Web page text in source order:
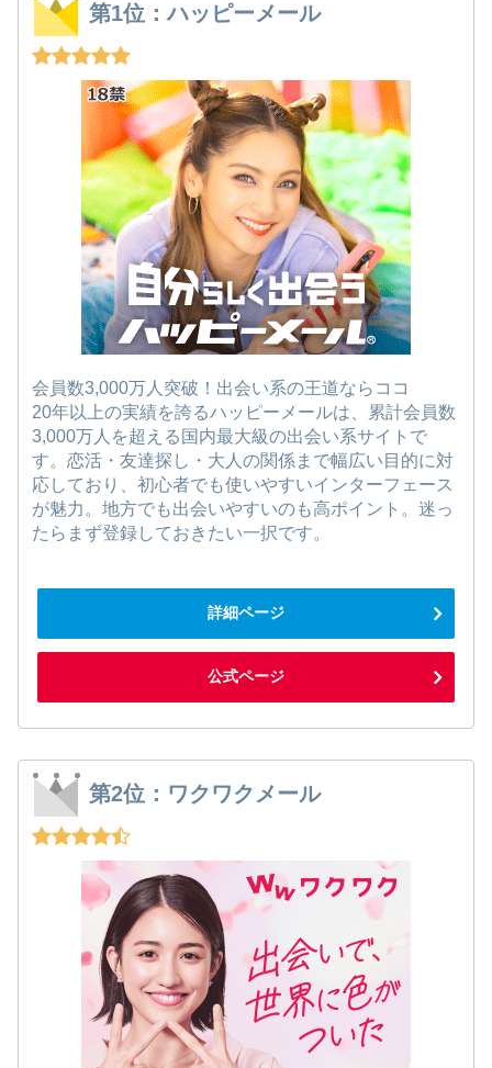
第1位：ハッピーメール
会員数3,000万人突破！出会い系の王道ならココ
20年以上の実績を誇るハッピーメールは、累計会員数
3,000万人を超える国内最大級の出会い系サイトで
す。恋活・友達探し・大人の関係まで幅広い目的に対
応しており、初心者でも使いやすいインターフェース
が魅力。地方でも出会いやすいのも高ポイント。迷っ
たらまず登録しておきたい一択です。
詳細ページ
公式ページ
第2位：ワクワクメール